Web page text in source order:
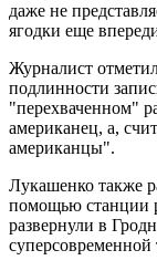
даже не
ягодки еще
Журналист
подлинности
"перехваченном"
американец, а,
американцы".
Лукашенко также
помощью станции
развернули в
суперсовременной